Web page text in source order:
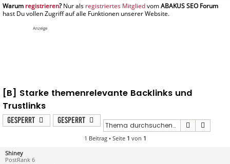
registrieren registriertes Mitglied
Anzeige
[B] Starke themenrelevante Backlinks und
Trustlinks
Gesperrt Gesperrt Suche
1 Beitrag • Seite 1 von 1
Shiney
PostRank 6